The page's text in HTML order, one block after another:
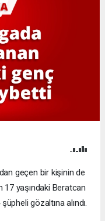
geçen bir kişinin de
17 yaşındaki Beratcan
gözaltına alındı.